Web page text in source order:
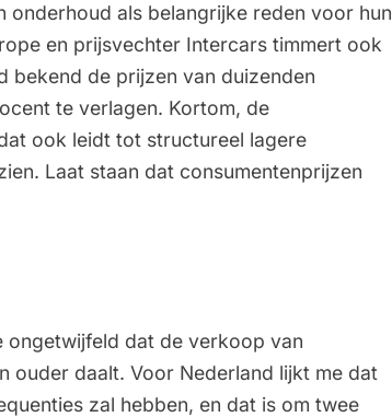
onderhoud als belangrijke reden voor hun
en prijsvechter Intercars timmert ook
bekend de prijzen van duizenden
te verlagen. Kortom, de
ook leidt tot structureel lagere
Laat staan dat consumentenprijzen
ongetwijfeld dat de verkoop van
ouder daalt. Voor Nederland lijkt me dat
zal hebben, en dat is om twee